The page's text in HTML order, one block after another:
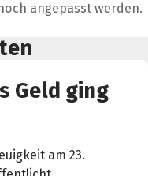
angepasst werden.
Geld ging
am 23.
Spenden zu sammeln!